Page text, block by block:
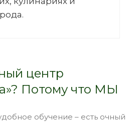
центр
Потому что МЫ
обучение – есть очный